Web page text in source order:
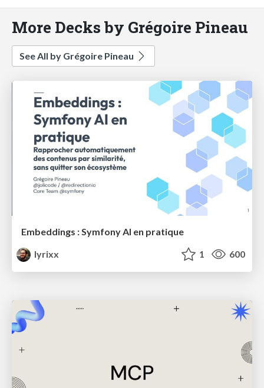
More Decks by Grégoire Pineau
See All by Grégoire Pineau
Embeddings : Symfony AI en pratique
lyrixx
1 600